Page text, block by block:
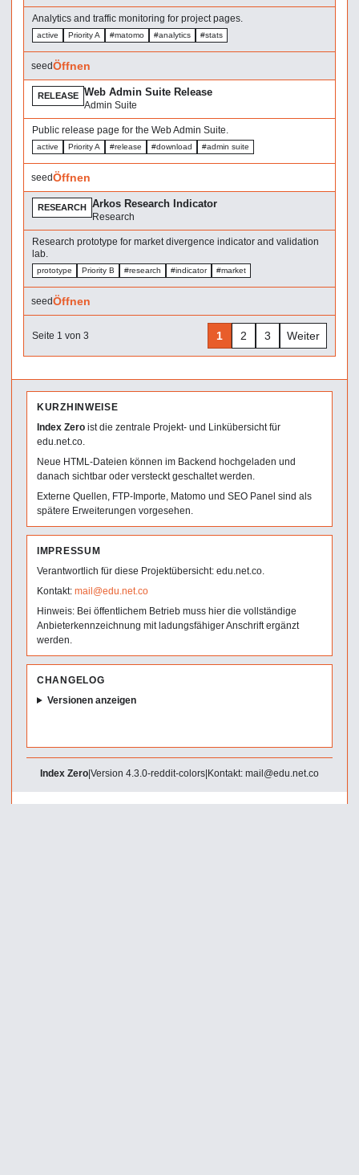
Analytics and traffic monitoring for project pages.
active Priority A #matomo #analytics #stats
seedÖffnen
RELEASE Web Admin Suite Release
Admin Suite
Public release page for the Web Admin Suite.
active Priority A #release #download #admin suite
seedÖffnen
RESEARCH Arkos Research Indicator
Research
Research prototype for market divergence indicator and validation
lab.
prototype Priority B #research #indicator #market
seedÖffnen
Seite 1 von 3 1 2 3 Weiter
KURZHINWEISE
Index Zero ist die zentrale Projekt- und Linkübersicht für
edu.net.co.
Neue HTML-Dateien können im Backend hochgeladen und
danach sichtbar oder versteckt geschaltet werden.
Externe Quellen, FTP-Importe, Matomo und SEO Panel sind als
spätere Erweiterungen vorgesehen.
IMPRESSUM
Verantwortlich für diese Projektübersicht: edu.net.co.
Kontakt: mail@edu.net.co
Hinweis: Bei öffentlichem Betrieb muss hier die vollständige
Anbieterkennzeichnung mit ladungsfähiger Anschrift ergänzt
werden.
CHANGELOG
Versionen anzeigen
Index Zero Version 4.3.0-reddit-colors Kontakt: mail@edu.net.co